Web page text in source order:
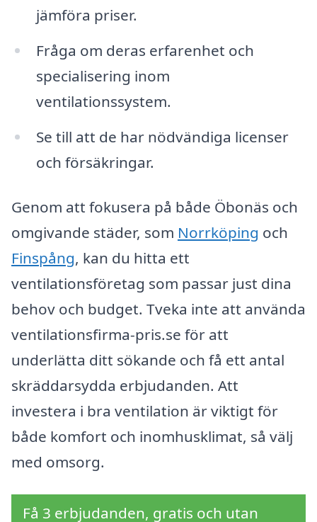
jämföra priser.
Fråga om deras erfarenhet och
specialisering inom
ventilationssystem.
Se till att de har nödvändiga licenser
och försäkringar.
Genom att fokusera på både Öbonäs och
omgivande städer, som Norrköping och
Finspång, kan du hitta ett
ventilationsföretag som passar just dina
behov och budget. Tveka inte att använda
ventilationsfirma-pris.se för att
underlätta ditt sökande och få ett antal
skräddarsydda erbjudanden. Att
investera i bra ventilation är viktigt för
både komfort och inomhusklimat, så välj
med omsorg.
Få 3 erbjudanden, gratis och utan